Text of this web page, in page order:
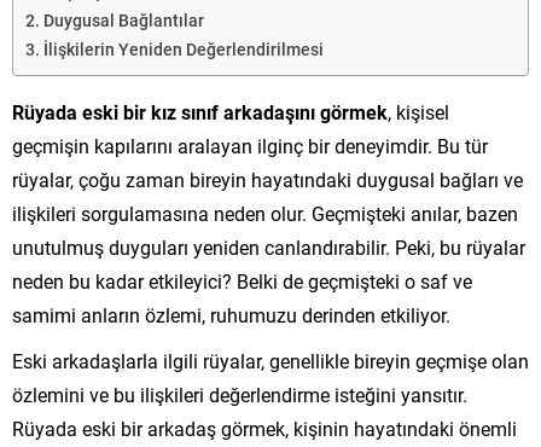
Duygusal Bağlantılar
İlişkilerin Yeniden Değerlendirilmesi
Rüyada eski bir kız sınıf arkadaşını görmek, kişisel
geçmişin kapılarını aralayan ilginç bir deneyimdir. Bu tür
rüyalar, çoğu zaman bireyin hayatındaki duygusal bağları ve
ilişkileri sorgulamasına neden olur. Geçmişteki anılar, bazen
unutulmuş duyguları yeniden canlandırabilir. Peki, bu rüyalar
neden bu kadar etkileyici? Belki de geçmişteki o saf ve
samimi anların özlemi, ruhumuzu derinden etkiliyor.
Eski arkadaşlarla ilgili rüyalar, genellikle bireyin geçmişe olan
özlemini ve bu ilişkileri değerlendirme isteğini yansıtır.
Rüyada eski bir arkadaş görmek, kişinin hayatındaki önemli